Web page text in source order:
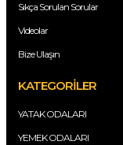
Sıkça Sorulan Sorular
Videolar
Bize Ulaşın
KATEGORİLER
YATAK ODALARI
YEMEK ODALARI